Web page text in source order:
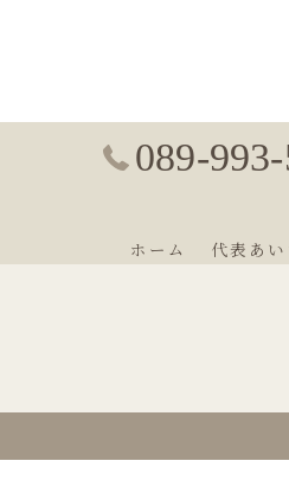
089-
ホーム 代表あい